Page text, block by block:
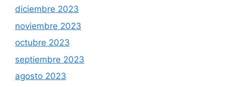
diciembre 2023
noviembre 2023
octubre 2023
septiembre 2023
agosto 2023